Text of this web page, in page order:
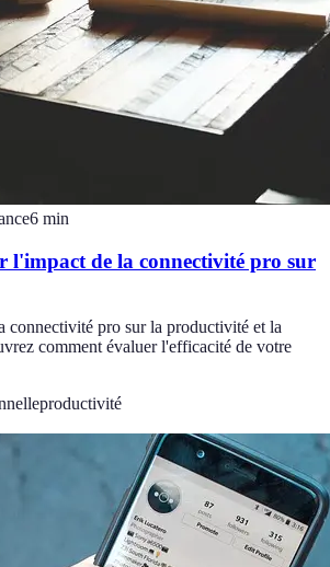
6 min
l'impact de la connectivité pro sur
connectivité pro sur la productivité et la
comment évaluer l'efficacité de votre
productivité